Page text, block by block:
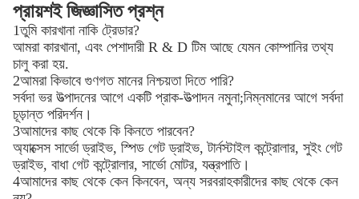
প্রায়শই জিজ্ঞাসিত প্রশ্ন
1তুমি কারখানা নাকি ট্রেডার?
আমরা কারখানা, এবং পেশাদারী R & D টিম আছে যেমন কোম্পানির তথ্য
চালু করা হয়.
2আমরা কিভাবে গুণগত মানের নিশ্চয়তা দিতে পারি?
সর্বদা ভর উত্পাদনের আগে একটি প্রাক-উত্পাদন নমুনা;নিম্নমানের আগে সর্বদা
চূড়ান্ত পরিদর্শন।
3আমাদের কাছ থেকে কি কিনতে পারবেন?
অ্যাক্সেস সার্ভো ড্রাইভ, স্পিড গেট ড্রাইভ, টার্নস্টাইল কন্ট্রোলার, সুইং গেট
ড্রাইভ, বাধা গেট কন্ট্রোলার, সার্ভো মোটর, যন্ত্রপাতি।
4আমাদের কাছ থেকে কেন কিনবেন, অন্য সরবরাহকারীদের কাছ থেকে কেন